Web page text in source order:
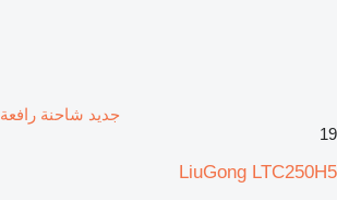
جديد شاحنة رافعة LiuGong LTC250H5
19
LiuGong LTC250H5